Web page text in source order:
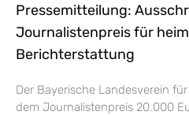
Pressemitteilung:
Journalistenpreis für
Berichterstattung
Der Bayerische Landesverein
dem Journalistenpreis 20.000